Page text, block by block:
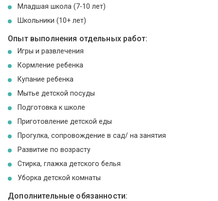
Младшая школа (7-10 лет)
Школьники (10+ лет)
Опыт выполнения отдельных работ:
Игры и развлечения
Кормление ребенка
Купание ребенка
Мытье детской посуды
Подготовка к школе
Приготовление детской еды
Прогулка, сопровождение в сад/ на занятия
Развитие по возрасту
Стирка, глажка детского белья
Уборка детской комнаты
Дополнительные обязанности: